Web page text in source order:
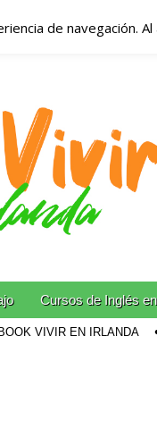
trabajan en Irlanda!
Cursos de Inglés
VIVIR EN IRLANDA
de navegación.